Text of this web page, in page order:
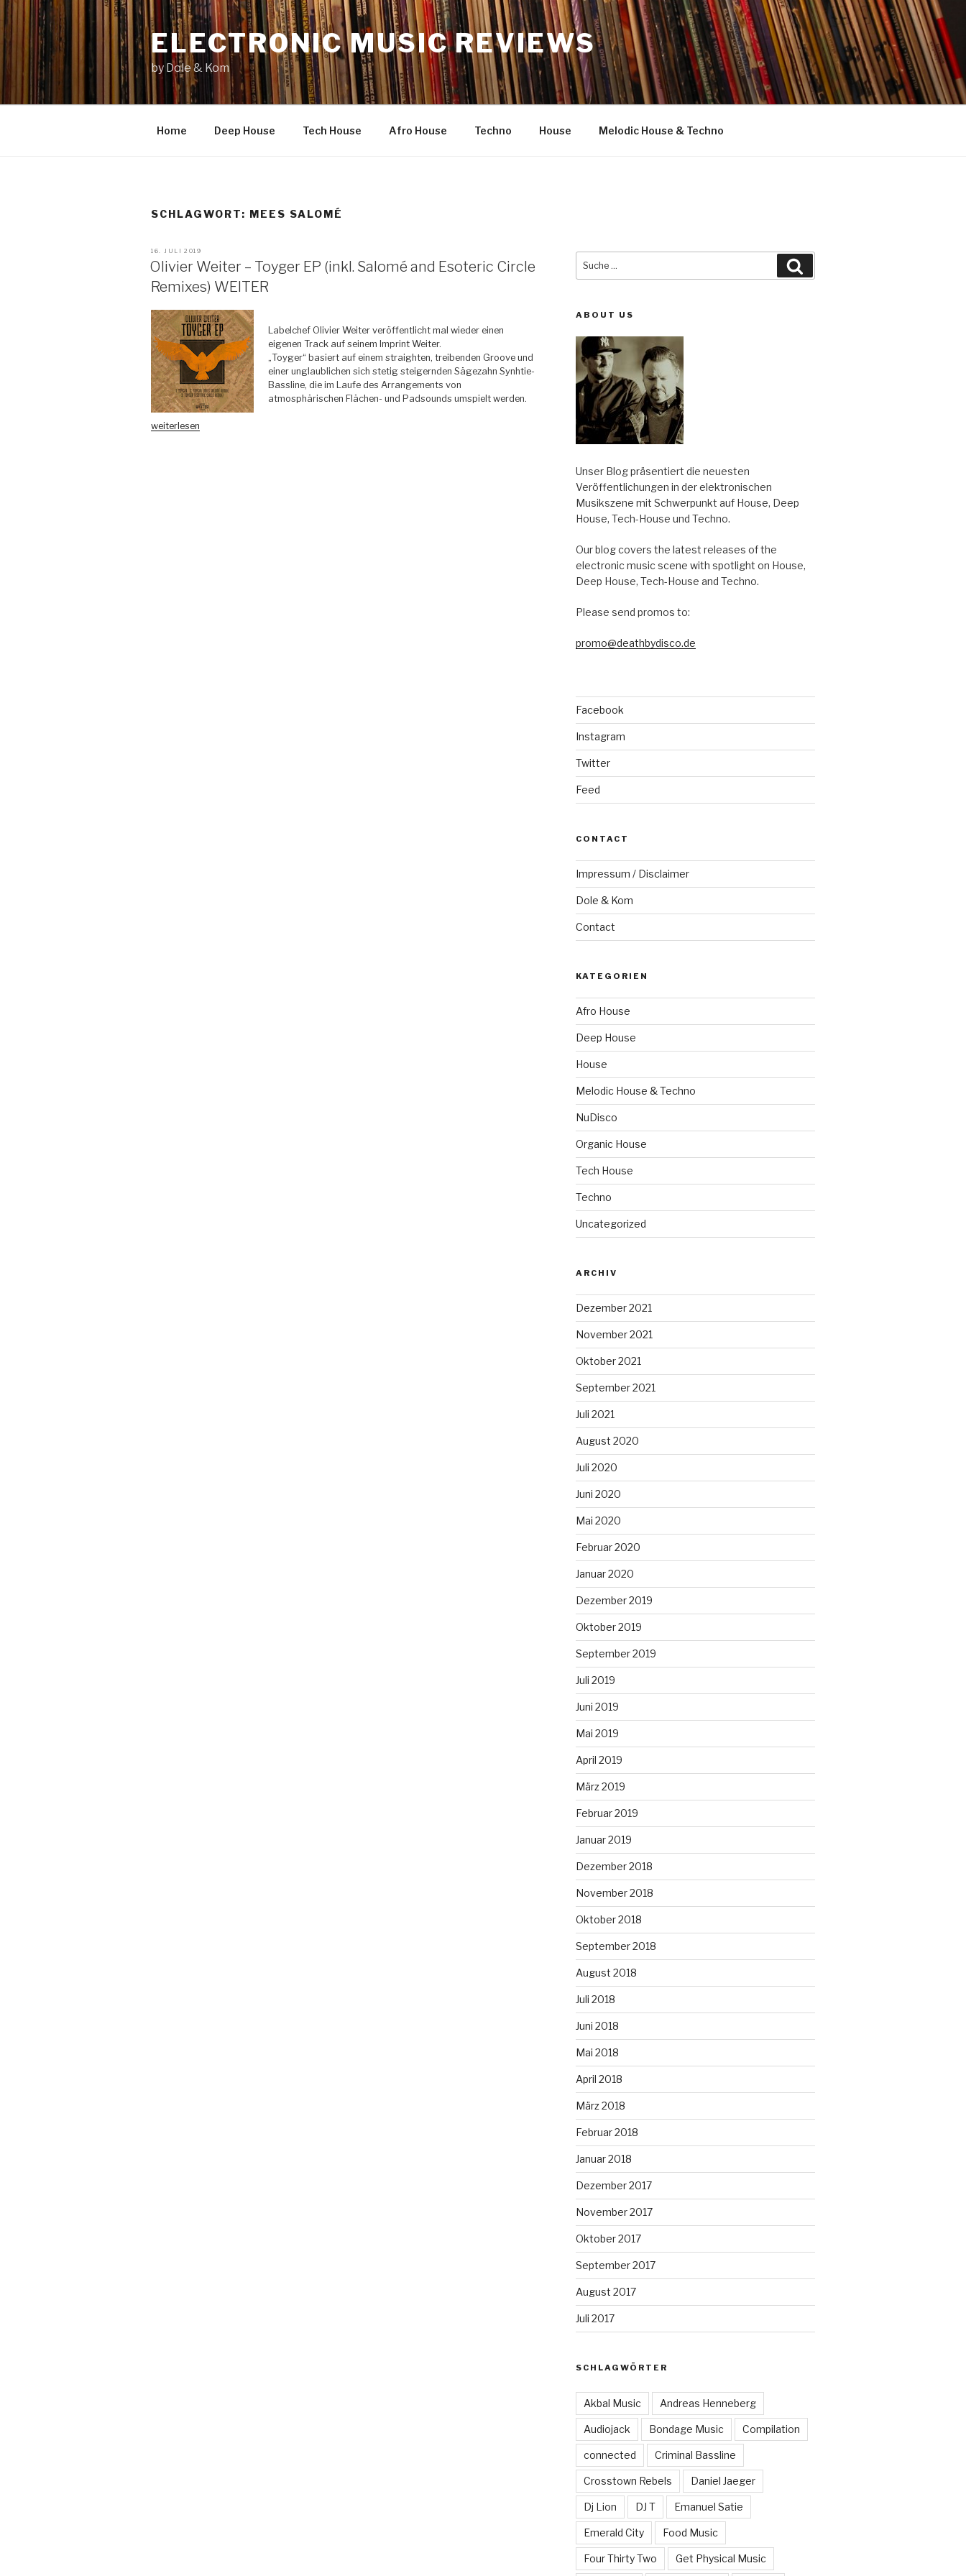
springen
ELECTRONIC MUSIC REVIEWS
by Dole & Kom
Home Deep House Tech House Afro House Techno House Melodic House & Techno
SCHLAGWORT: MEES SALOMÉ
VERÖFFENTLICHT
AM
16. JULI 2019
Olivier Weiter – Toyger EP (inkl. Salomé and Esoteric Circle
Remixes) WEITER
Labelchef Olivier Weiter veröffentlicht mal wieder einen
eigenen Track auf seinem Imprint Weiter.
„Toyger“ basiert auf einem straighten, treibenden Groove und
einer unglaublichen sich stetig steigernden Sägezahn Synhtie-
Bassline, die im Laufe des Arrangements von
atmosphärischen Flächen- und Padsounds umspielt werden.
„Olivier
weiterlesen
Suche
ABOUT US
Unser Blog präsentiert die neuesten
Veröffentlichungen in der elektronischen
Musikszene mit Schwerpunkt auf House, Deep
House, Tech-House und Techno.
Our blog covers the latest releases of the
electronic music scene with spotlight on House,
Deep House, Tech-House and Techno.
Please send promos to:
promo@deathbydisco.de
Facebook
Instagram
Twitter
Feed
CONTACT
Impressum / Disclaimer
Dole & Kom
Contact
KATEGORIEN
Afro House
Deep House
House
Melodic House & Techno
NuDisco
Organic House
Tech House
Techno
Uncategorized
ARCHIV
Dezember 2021
November 2021
Oktober 2021
September 2021
Juli 2021
August 2020
Juli 2020
Juni 2020
Mai 2020
Februar 2020
Januar 2020
Dezember 2019
Oktober 2019
September 2019
Juli 2019
Juni 2019
Mai 2019
April 2019
März 2019
Februar 2019
Januar 2019
Dezember 2018
November 2018
Oktober 2018
September 2018
August 2018
Juli 2018
Juni 2018
Mai 2018
April 2018
März 2018
Februar 2018
Januar 2018
Dezember 2017
November 2017
Oktober 2017
September 2017
August 2017
Juli 2017
SCHLAGWÖRTER
Akbal Music Andreas Henneberg
Audiojack Bondage Music Compilation
connected Criminal Bassline
Crosstown Rebels Daniel Jaeger
Dj Lion DJ T Emanuel Satie
Emerald City Food Music
Four Thirty Two Get Physical Music